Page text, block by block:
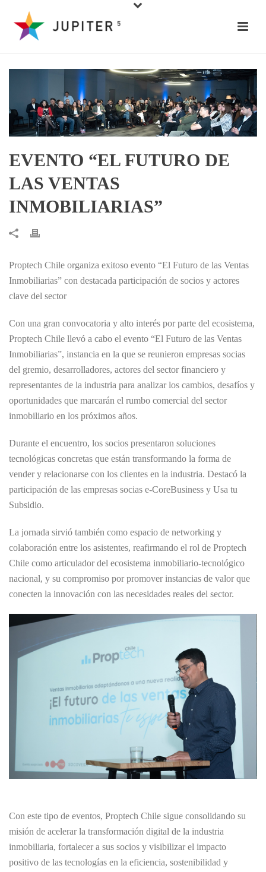
EVENTO “EL FUTURO DE
LAS VENTAS
INMOBILIARIAS”
Proptech Chile organiza exitoso evento “El Futuro de las Ventas
Inmobiliarias” con destacada participación de socios y actores
clave del sector
Con una gran convocatoria y alto interés por parte del ecosistema,
Proptech Chile llevó a cabo el evento “El Futuro de las Ventas
Inmobiliarias”, instancia en la que se reunieron empresas socias
del gremio, desarrolladores, actores del sector financiero y
representantes de la industria para analizar los cambios, desafíos y
oportunidades que marcarán el rumbo comercial del sector
inmobiliario en los próximos años.
Durante el encuentro, los socios presentaron soluciones
tecnológicas concretas que están transformando la forma de
vender y relacionarse con los clientes en la industria. Destacó la
participación de las empresas socias e-CoreBusiness y Usa tu
Subsidio.
La jornada sirvió también como espacio de networking y
colaboración entre los asistentes, reafirmando el rol de Proptech
Chile como articulador del ecosistema inmobiliario-tecnológico
nacional, y su compromiso por promover instancias de valor que
conecten la innovación con las necesidades reales del sector.
Con este tipo de eventos, Proptech Chile sigue consolidando su
misión de acelerar la transformación digital de la industria
inmobiliaria, fortalecer a sus socios y visibilizar el impacto
positivo de las tecnologías en la eficiencia, sostenibilidad y